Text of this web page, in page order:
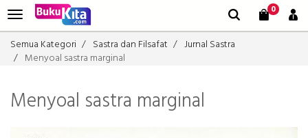
0
Semua Kategori Sastra dan Filsafat
Jurnal Sastra
Menyoal sastra marginal
Menyoal sastra marginal